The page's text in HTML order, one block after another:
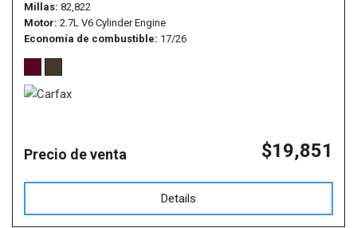
Millas 82,822
Motor 2.7L V6 Cylinder Engine
Economía de combustible 17/26
Precio de venta $19,851
Details